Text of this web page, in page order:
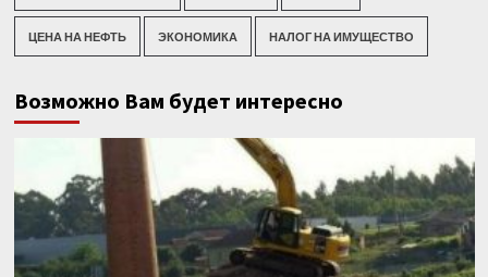
ЦЕНА НА НЕФТЬ ЭКОНОМИКА НАЛОГ НА ИМУЩЕСТВО
Возможно Вам будет интересно